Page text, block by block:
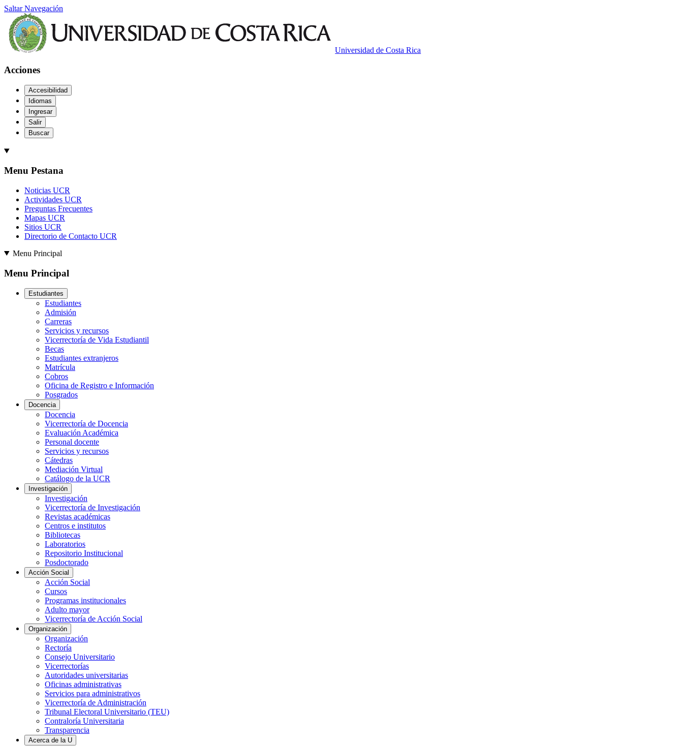
Saltar Navegación
Universidad de Costa Rica
Acciones
Accesibilidad
Idiomas
Ingresar
Salir
Buscar
Menu Pestana
Noticias UCR
Actividades UCR
Preguntas Frecuentes
Mapas UCR
Sitios UCR
Directorio de Contacto UCR
Menu Principal
Menu Principal
Estudiantes
Estudiantes
Admisión
Carreras
Servicios y recursos
Vicerrectoría de Vida Estudiantil
Becas
Estudiantes extranjeros
Matrícula
Cobros
Oficina de Registro e Información
Posgrados
Docencia
Docencia
Vicerrectoría de Docencia
Evaluación Académica
Personal docente
Servicios y recursos
Cátedras
Mediación Virtual
Catálogo de la UCR
Investigación
Investigación
Vicerrectoría de Investigación
Revistas académicas
Centros e institutos
Bibliotecas
Laboratorios
Repositorio Institucional
Posdoctorado
Acción Social
Acción Social
Cursos
Programas institucionales
Adulto mayor
Vicerrectoría de Acción Social
Organización
Organización
Rectoría
Consejo Universitario
Vicerrectorías
Autoridades universitarias
Oficinas administrativas
Servicios para administrativos
Vicerrectoría de Administración
Tribunal Electoral Universitario (TEU)
Contraloría Universitaria
Transparencia
Acerca de la U